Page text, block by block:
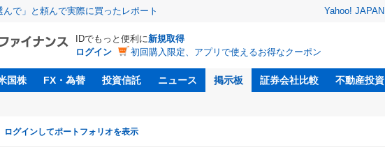
で」と頼んで実際に買ったレポート Yahoo! JAPAN
IDでもっと便利に新規取得
ログイン
初回購入限定、アプリで使えるお得なクーポン
国株 FX・為替 投資信託 ニュース 掲示板 証券会社比較 不動産投資
ログインしてポートフォリオを表示